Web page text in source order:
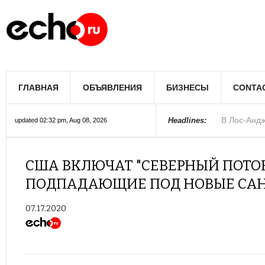
ГЛАВНАЯ ОБЪЯВЛЕНИЯ БИЗНЕСЫ
updated 02:32 pm, Aug 08, 2026 Headlines:
В Лос-
В Южном
Купить
Полиция
Цены на
Раскрыты
Джеймс
Сенат США
Королеву
При
США ВКЛЮЧАТ "СЕВЕРНЫЙ
ПОДПАДАЮЩИЕ ПОД НОВЫЕ
07.17.2020